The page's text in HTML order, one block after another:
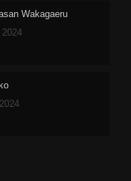
Wakagaeru
2024
2024